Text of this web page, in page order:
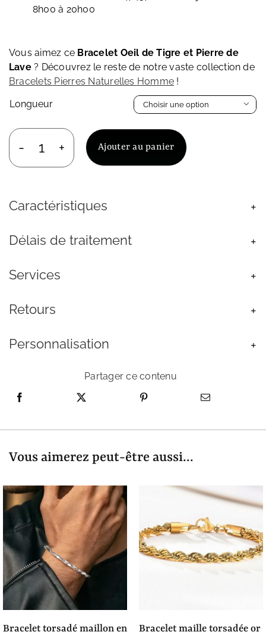
8h00 à 20h00
Vous aimez ce Bracelet Oeil de Tigre et Pierre de
Lave? Découvrez le reste de notre vaste collection de
Bracelets Pierres Naturelles Homme !
Longueur

quantité
de
de
Pierre
Lave
Ajouter au panier
Caractéristiques
Délais de traitement
Services
Retours
Personnalisation
Partager ce contenu
Vous aimerez peut-être aussi...
bracelet torsadé maillon en
bracelet maille torsadée or